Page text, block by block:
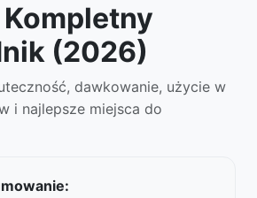
(2026)
dawkowanie, użycie w
i najlepsze miejsca do